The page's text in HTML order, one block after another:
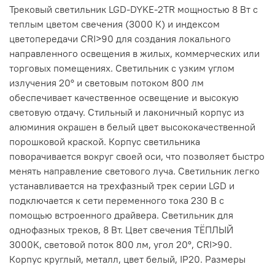
Трековый светильник LGD-DYKE-2TR мощностью 8 Вт с
теплым цветом свечения (3000 К) и индексом
цветопередачи CRI>90 для создания локального
направленного освещения в жилых, коммерческих или
торговых помещениях. Светильник с узким углом
излучения 20° и световым потоком 800 лм
обеспечивает качественное освещение и высокую
световую отдачу. Стильный и лаконичный корпус из
алюминия окрашен в белый цвет высококачественной
порошковой краской. Корпус светильника
поворачивается вокруг своей оси, что позволяет быстро
менять направление светового луча. Светильник легко
устанавливается на трехфазный трек серии LGD и
подключается к сети переменного тока 230 В с
помощью встроенного драйвера. Светильник для
однофазных треков, 8 Вт. Цвет свечения ТЁПЛЫЙ
3000K, световой поток 800 лм, угол 20°, CRI>90.
Корпус круглый, металл, цвет белый, IP20. Размеры